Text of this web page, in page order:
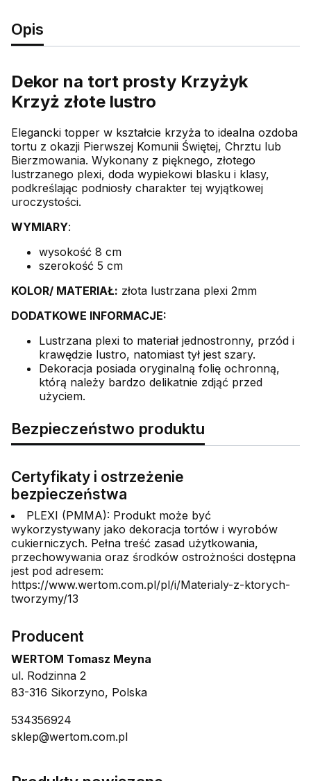
Opis
Dekor na tort prosty Krzyżyk
Krzyż złote lustro
Elegancki topper w kształcie krzyża to idealna ozdoba
tortu z okazji Pierwszej Komunii Świętej, Chrztu lub
Bierzmowania. Wykonany z pięknego, złotego
lustrzanego plexi, doda wypiekowi blasku i klasy,
podkreślając podniosły charakter tej wyjątkowej
uroczystości.
WYMIARY:
wysokość 8 cm
szerokość 5 cm
KOLOR/ MATERIAŁ: złota lustrzana plexi 2mm
DODATKOWE INFORMACJE:
Lustrzana plexi to materiał jednostronny, przód i
krawędzie lustro, natomiast tył jest szary.
Dekoracja posiada oryginalną folię ochronną,
którą należy bardzo delikatnie zdjąć przed
użyciem.
Bezpieczeństwo produktu
Certyfikaty i ostrzeżenie
bezpieczeństwa
PLEXI (PMMA): Produkt może być
wykorzystywany jako dekoracja tortów i wyrobów
cukierniczych. Pełna treść zasad użytkowania,
przechowywania oraz środków ostrożności dostępna
jest pod adresem:
https://www.wertom.com.pl/pl/i/Materialy-z-ktorych-
tworzymy/13
Producent
WERTOM Tomasz Meyna
ul. Rodzinna 2
83-316 Sikorzyno, Polska
534356924
sklep@wertom.com.pl